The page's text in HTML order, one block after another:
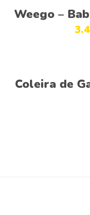
Weego –
Coleira de